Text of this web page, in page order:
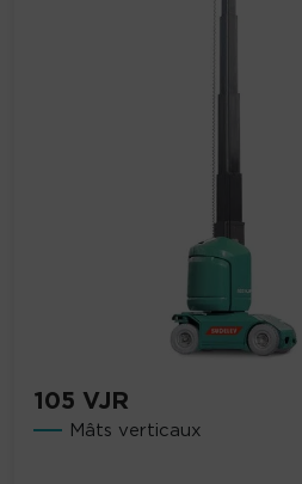
105 VJR
Mâts verticaux